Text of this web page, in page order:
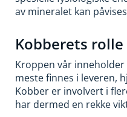
av mineralet kan
Kobberets
Kroppen vår
meste finnes i leveren,
Kobber er involvert i
har dermed en rekke